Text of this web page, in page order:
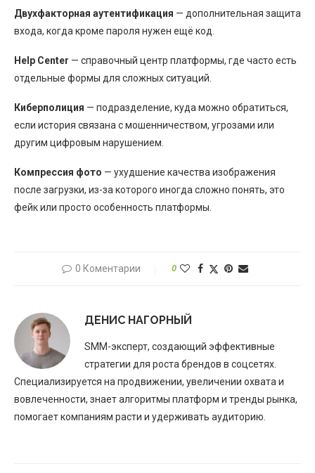
Двухфакторная аутентификация — дополнительная защита
входа, когда кроме пароля нужен ещё код.
Help Center — справочный центр платформы, где часто есть
отдельные формы для сложных ситуаций.
Киберполиция — подразделение, куда можно обратиться,
если история связана с мошенничеством, угрозами или
другим цифровым нарушением.
Компрессия фото — ухудшение качества изображения
после загрузки, из-за которого иногда сложно понять, это
фейк или просто особенность платформы.
0 Коментарии 0
ДЕНИС НАГОРНЫЙ
SMM-эксперт, создающий эффективные
стратегии для роста брендов в соцсетях.
Специализируется на продвижении, увеличении охвата и
вовлеченности, знает алгоритмы платформ и тренды рынка,
помогает компаниям расти и удерживать аудиторию.